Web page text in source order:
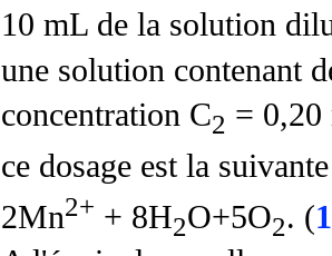
10 mL de la solution
une solution contenant
concentration C2 = 0,20
ce dosage est la
2Mn2+ + 8H2O+5O2. (1